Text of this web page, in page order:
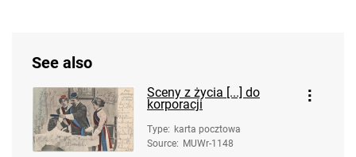
See also
Sceny z życia [...] do
korporacji
Type: karta pocztowa
Source: MUWr-1148